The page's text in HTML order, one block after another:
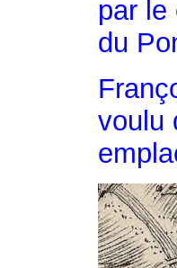
par le
du
voulu